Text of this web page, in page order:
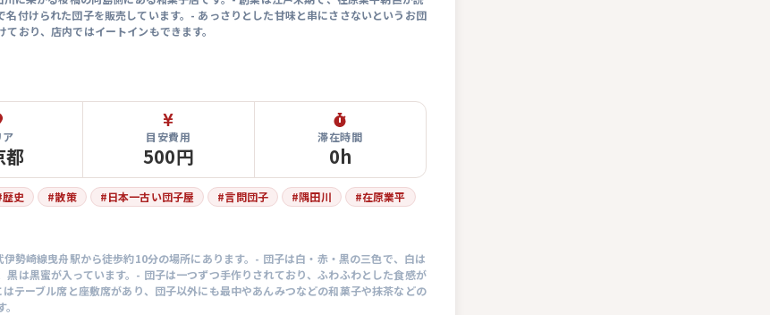
名付けられた団子を販売しています。- あっさりとした甘味と串にささないというお団
ており、店内ではイートインもできます。
ア
都
目安費用
500円
滞在時間
0h
歴史 #散策 #日本一古い団子屋 #言問団子 #隅田川 #在原業平
勢崎線曳舟駅から徒歩約10分の場所にあります。- 団子は白・赤・黒の三色で、白は
黒は黒蜜が入っています。- 団子は一つずつ手作りされており、ふわふわとした食感が
テーブル席と座敷席があり、団子以外にも最中やあんみつなどの和菓子や抹茶などの